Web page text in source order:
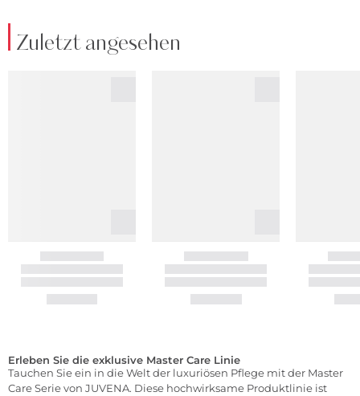
Zuletzt angesehen
Erleben Sie die exklusive Master Care Linie
Tauchen Sie ein in die Welt der luxuriösen Pflege mit der Master
Care Serie von JUVENA. Diese hochwirksame Produktlinie ist